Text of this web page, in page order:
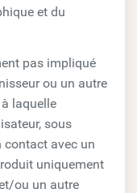
et du
pas impliqué
ou un autre
laquelle
sous
contact avec un
uniquement
ou un autre